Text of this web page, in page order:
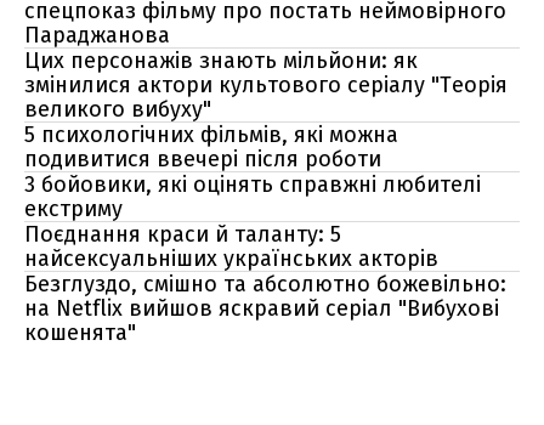
спецпоказ фільму про постать неймовірного
Параджанова
Цих персонажів знають мільйони: як
змінилися актори культового серіалу "Теорія
великого вибуху"
5 психологічних фільмів, які можна
подивитися ввечері після роботи
3 бойовики, які оцінять справжні любителі
екстриму
Поєднання краси й таланту: 5
найсексуальніших українських акторів
Безглуздо, смішно та абсолютно божевільно:
на Netflix вийшов яскравий серіал "Вибухові
кошенята"